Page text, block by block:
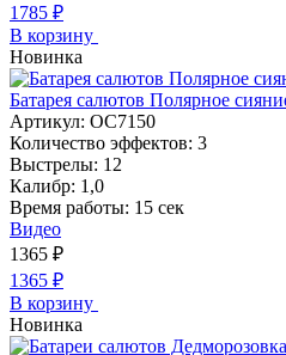
1785 ₽
В корзину
Новинка
Батарея салютов Полярное
Артикул: ОС7150
Количество эффектов: 3
Выстрелы: 12
Калибр: 1,0
Время работы: 15 сек
Видео
1365 ₽
1365 ₽
В корзину
Новинка